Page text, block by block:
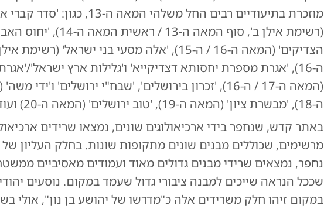
מוזכרת בתיעודיים רבים החל משלהי המאה ה-13,
(רשימת אילן ב', סוף המאה ה-13 /
הצדיקים' (המאה ה-16 / ה-15), 'אלה מסעי בני ישראל'
ה-16), 'אגרת מספרת יחסותא דצדיקייא' ו'גלילות ארץ ישראל'/
(המאה ה-17 / ה-16), 'זכרון בירושלים', 'שבח"י ירושלים' ו'ידי
ה-18), 'מבשרת ציון' (המאה ה-19), 'טוב ירושלים' (המאה ה-20) ועוד[1].
באתר קדש, שנחפר בידי ארכיאולוגים שונים, נמצאו שרידים
מרשימים, שכוללים מבנים שונים מתקופות שונות. בחלק העליון
נחפר, נמצאים שרידי מבנים גדולים מאוד ועמודים מאסיביים
שככל הנראה שייכים למבנה ציבורי גדול שעמד במקום. נוסעים
במקום זיהו חלק משרידים אלה כ"מדרשו של יהושע בן נון", אולי